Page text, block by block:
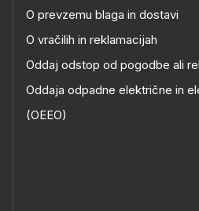
O prevzemu blaga in dostavi
O vračilih in reklamacijah
Oddaj odstop od pogodbe ali
Oddaja odpadne električne in
(OEEO)